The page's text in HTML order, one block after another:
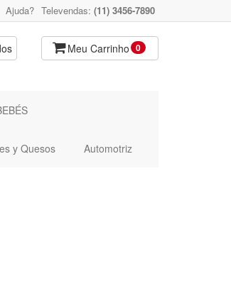
Ajuda? Televendas: (11) 3456-7890
Meu Carrinho 0
y Quesos Automotriz